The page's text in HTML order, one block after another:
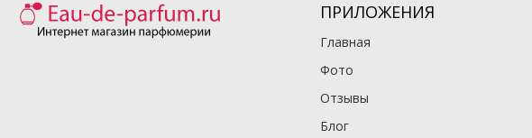
ПРИЛОЖЕНИЯ
Главная
Фото
Отзывы
Блог